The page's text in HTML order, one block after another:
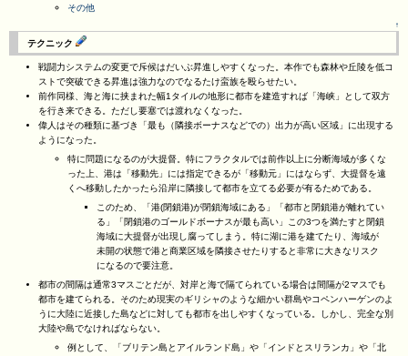
その他
↑
テクニック
戦闘力システムの変更で斥候はだいぶ昇進しやすくなった。本作でも森林や丘陵を低コ
ストで突破できる昇進は強力なのでなるたけ蛮族を殴らせたい。
前作同様、海と海に挟まれた幅1タイルの地形に都市を建造すれば「海峡」として双方
を行き来できる。ただし要塞では渡れなくなった。
偉人はその種類に基づき「最も（隣接ボーナスなどでの）出力が高い区域」に出現する
ようになった。
特に問題になるのが大提督。特にフラクタルでは前作以上に分断海域が多くな
った上、港は「移動先」には指定できるが「移動元」にはならず、大提督を遠
くへ移動したかったら沿岸に隣接して都市を立てる必要が有るためである。
このため、「港(閉鎖港)が閉鎖海域にある」「都市と閉鎖港が離れてい
る」「閉鎖港のゴールドボーナスが最も高い」この3つを満たすと閉鎖
海域に大提督が出現し腐ってしまう。特に湖に港を建てたり、海域が
未開の状態で港と商業区域を隣接させたりすると非常に大きなリスク
になるので要注意。
都市の間隔は通常3マスごとだが、対岸と海で隔てられている場合は間隔が2マスでも
都市を建てられる。そのため現実のギリシャのような細かい群島やコペンハーゲンのよ
うに大陸に近接した島などに対しても都市を出しやすくなっている。しかし、完全な別
大陸や島でなければならない。
例として、「ブリテン島とアイルランド島」や「インドとスリランカ」や「北